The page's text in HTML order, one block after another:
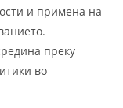
и примена на
преку
во